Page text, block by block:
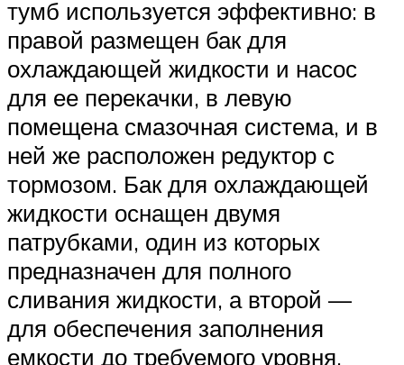
тумб используется эффективно: в
правой размещен бак для
охлаждающей жидкости и насос
для ее перекачки, в левую
помещена смазочная система, и в
ней же расположен редуктор с
тормозом. Бак для охлаждающей
жидкости оснащен двумя
патрубками, один из которых
предназначен для полного
сливания жидкости, а второй —
для обеспечения заполнения
емкости до требуемого уровня.